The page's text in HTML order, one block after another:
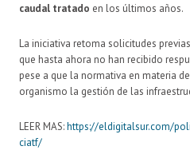
caudal tratado en los últimos años.
La iniciativa retoma solicitudes
que hasta ahora no han recibido
pese a que la normativa en materia
organismo la gestión de las
LEER MAS:https://eldigitalsur.com/
ciatf/